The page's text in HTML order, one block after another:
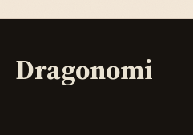
Dragonomi